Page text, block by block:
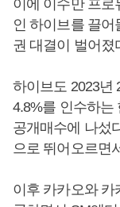
이에 이수만 프로
인 하이브를 끌
권 대결이 벌어졌
하이브도 2023년
4.8%를 인수하는
공개매수에 나섰
으로 뛰어오르면
이후 카카오와 카